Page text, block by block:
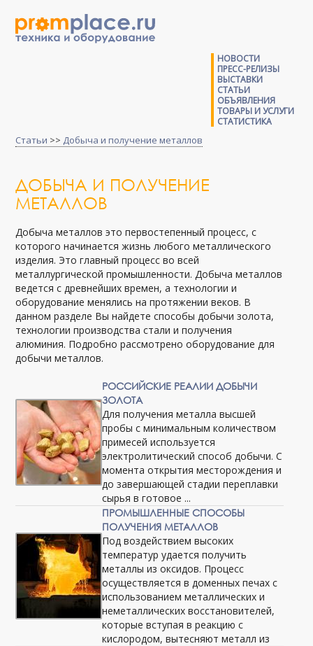
НОВОСТИ
ПРЕСС-РЕЛИЗЫ
ВЫСТАВКИ
СТАТЬИ
ОБЪЯВЛЕНИЯ
ТОВАРЫ И УСЛУГИ
СТАТИСТИКА
Статьи >> Добыча и получение металлов
ДОБЫЧА И ПОЛУЧЕНИЕ
МЕТАЛЛОВ
Добыча металлов это первостепенный процесс, с
которого начинается жизнь любого металлического
изделия. Это главный процесс во всей
металлургической промышленности. Добыча металлов
ведется с древнейших времен, а технологии и
оборудование менялись на протяжении веков. В
данном разделе Вы найдете способы добычи золота,
технологии производства стали и получения
алюминия. Подробно рассмотрено оборудование для
добычи металлов.
РОССИЙСКИЕ РЕАЛИИ ДОБЫЧИ
ЗОЛОТА
Для получения металла высшей
пробы с минимальным количеством
примесей используется
электролитический способ добычи. С
момента открытия месторождения и
до завершающей стадии переплавки
сырья в готовое ...
ПРОМЫШЛЕННЫЕ СПОСОБЫ
ПОЛУЧЕНИЯ МЕТАЛЛОВ
Под воздействием высоких
температур удается получить
металлы из оксидов. Процесс
осуществляется в доменных печах с
использованием металлических и
неметаллических восстановителей,
которые вступая в реакцию с
кислородом, вытесняют металл из